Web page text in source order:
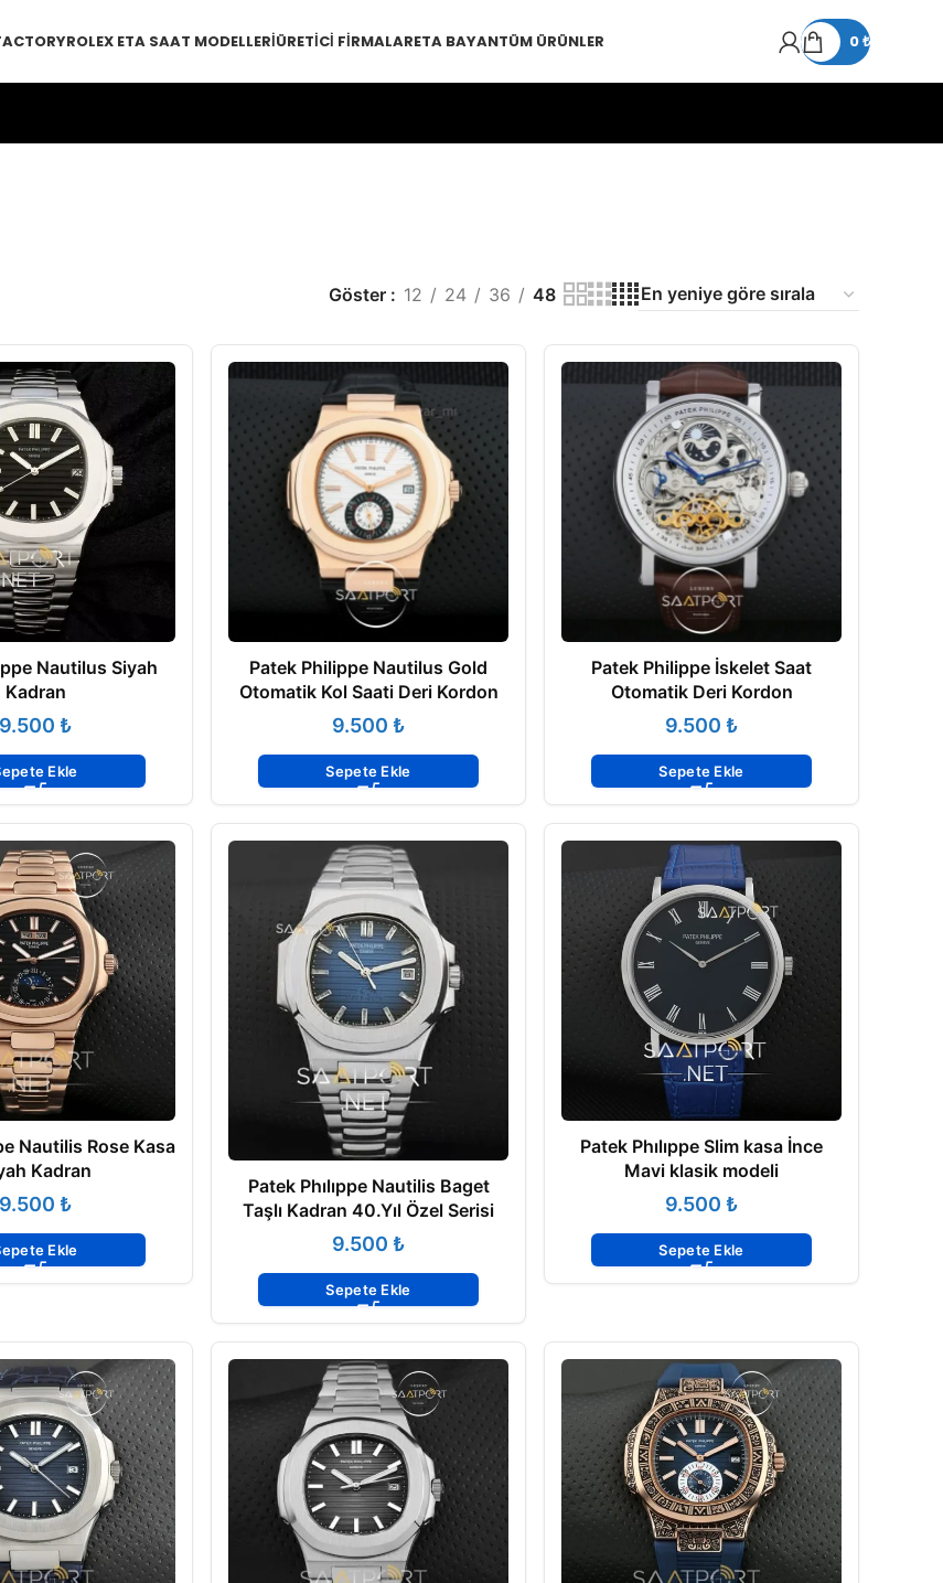
ROLEX ETA SAAT MODELLERIÜRETICI FIRMALARETA BAYANTÜM ÜRÜNLER 0₺
Göster 12 24 36 48
Nautilus Siyah
Kadran
₺
Ekle
Patek Philippe Nautilus Gold
Otomatik Kol Saati Deri Kordon
₺
Sepete Ekle
Patek Philippe İskelet Saat
Otomatik Deri Kordon
₺
Sepete Ekle
Nautilis Rose Kasa
Kadran
₺
Ekle
Patek Phılıppe Nautilis Baget
Taşlı Kadran 40.Yıl Özel Serisi
₺
Sepete Ekle
Patek Phılıppe Slim kasa İnce
Mavi klasik modeli
₺
Sepete Ekle